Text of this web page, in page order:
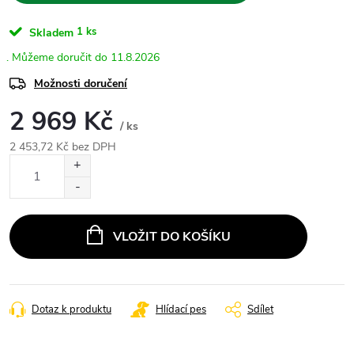
Skladem 1 ks
11.8.2026
Možnosti doručení
2 969 Kč / ks
2 453,72 Kč bez DPH
VLOŽIT DO KOŠÍKU
Dotaz k produktu Hlídací pes Sdílet